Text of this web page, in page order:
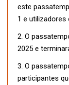
este
1 e utilizadores
2. O
2025 e
3. O
participantes